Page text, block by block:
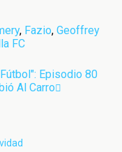
, Fazio, Geoffrey
FC
Episodio 80
Al Carro